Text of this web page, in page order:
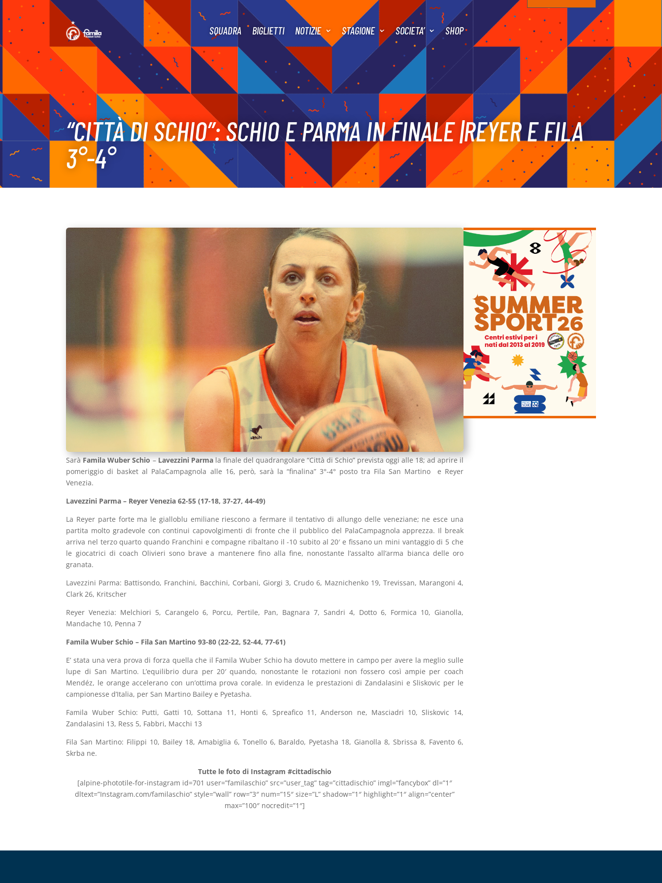
SQUADRA BIGLIETTI NOTIZIE STAGIONE SOCIETA’ SHOP
“CITTÀ DI SCHIO”: SCHIO E PARMA IN FINALE |REYER E FILA
3°-4°
SaràFamila Wuber Schio–Lavezzini Parmala finale del quadrangolare “Città di Schio” prevista oggi alle 18; ad aprire il
pomeriggio di basket al PalaCampagnola alle 16, però, sarà la “finalina” 3°-4° posto tra Fila San Martino e Reyer
Venezia.
Lavezzini Parma – Reyer Venezia 62-55 (17-18, 37-27, 44-49)
La Reyer parte forte ma le gialloblu emiliane riescono a fermare il tentativo di allungo delle veneziane; ne esce una
partita molto gradevole con continui capovolgimenti di fronte che il pubblico del PalaCampagnola apprezza. Il break
arriva nel terzo quarto quando Franchini e compagne ribaltano il -10 subito al 20′ e fissano un mini vantaggio di 5 che
le giocatrici di coach Olivieri sono brave a mantenere fino alla fine, nonostante l’assalto all’arma bianca delle oro
granata.
Lavezzini Parma: Battisondo, Franchini, Bacchini, Corbani, Giorgi 3, Crudo 6, Maznichenko 19, Trevissan, Marangoni 4,
Clark 26, Kritscher
Reyer Venezia: Melchiori 5, Carangelo 6, Porcu, Pertile, Pan, Bagnara 7, Sandri 4, Dotto 6, Formica 10, Gianolla,
Mandache 10, Penna 7
Famila Wuber Schio – Fila San Martino 93-80 (22-22, 52-44, 77-61)
E’ stata una vera prova di forza quella che il Famila Wuber Schio ha dovuto mettere in campo per avere la meglio sulle
lupe di San Martino. L’equilibrio dura per 20′ quando, nonostante le rotazioni non fossero così ampie per coach
Mendéz, le orange accelerano con un’ottima prova corale. In evidenza le prestazioni di Zandalasini e Sliskovic per le
campionesse d’Italia, per San Martino Bailey e Pyetasha.
Famila Wuber Schio: Putti, Gatti 10, Sottana 11, Honti 6, Spreafico 11, Anderson ne, Masciadri 10, Sliskovic 14,
Zandalasini 13, Ress 5, Fabbri, Macchi 13
Fila San Martino: Filippi 10, Bailey 18, Amabiglia 6, Tonello 6, Baraldo, Pyetasha 18, Gianolla 8, Sbrissa 8, Favento 6,
Skrba ne.
Tutte le foto di Instagram #cittadischio
[alpine-phototile-for-instagram id=701 user=”familaschio” src=”user_tag” tag=”cittadischio” imgl=”fancybox” dl=”1″
dltext=”Instagram.com/familaschio” style=”wall” row=”3″ num=”15″ size=”L” shadow=”1″ highlight=”1″ align=”center”
max=”100″ nocredit=”1″]